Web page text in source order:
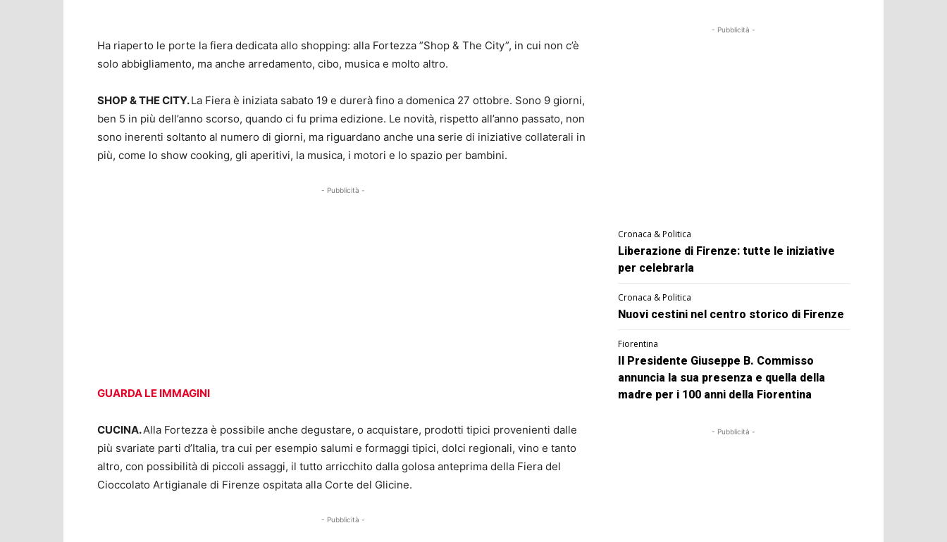
Ha riaperto le porte la fiera dedicata allo shopping: alla Fortezza ”Shop & The City”, in cui non c’è
solo abbigliamento, ma anche arredamento, cibo, musica e molto altro.
SHOP & THE CITY.La Fiera è iniziata sabato 19 e durerà fino a domenica 27 ottobre. Sono 9 giorni,
ben 5 in più dell’anno scorso, quando ci fu prima edizione. Le novità, rispetto all’anno passato, non
sono inerenti soltanto al numero di giorni, ma riguardano anche una serie di iniziative collaterali in
più, come lo show cooking, gli aperitivi, la musica, i motori e lo spazio per bambini.
- Pubblicità -
GUARDA LE IMMAGINI
CUCINA.Alla Fortezza è possibile anche degustare, o acquistare, prodotti tipici provenienti dalle
più svariate parti d’Italia, tra cui per esempio salumi e formaggi tipici, dolci regionali, vino e tanto
altro, con possibilità di piccoli assaggi, il tutto arricchito dalla golosa anteprima della Fiera del
Cioccolato Artigianale di Firenze ospitata alla Corte del Glicine.
- Pubblicità -
- Pubblicità -
Cronaca & Politica
Liberazione di Firenze: tutte le iniziative
per celebrarla
Cronaca & Politica
Nuovi cestini nel centro storico di Firenze
Fiorentina
Il Presidente Giuseppe B. Commisso
annuncia la sua presenza e quella della
madre per i 100 anni della Fiorentina
- Pubblicità -